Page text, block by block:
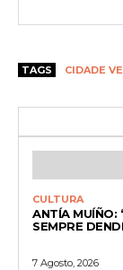
TAGS CIDADE
CULTURA
ANTÍA MUÍÑO:
SEMPRE
7 Agosto, 2026